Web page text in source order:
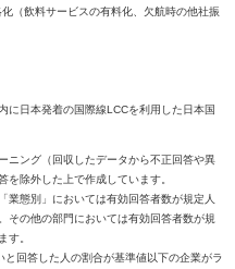
（飲料サービスの有料化、欠航時の他社振
に日本発着の国際線LCCを利用した日本国
ニング（回収したデータから不正回答や異
除外した上で作成しています。
態別」においては有効回答者数が規定人
その他の部門においては有効回答者数が規
す。
回答した人の割合が基準値以下の企業がラ